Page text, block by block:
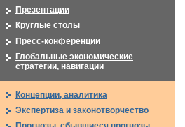
Презентации
Круглые столы
Пресс-конференции
Глобальные экономические
стратегии, навигации
Концепции, аналитика
Экспертиза и законотворчество